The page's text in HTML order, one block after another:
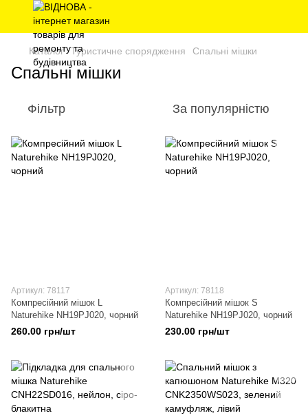
Каталог Туристичне спорядження Спальні мішки
Спальні мішки
Фільтр За популярністю
Артикул: 78117
Компресійний мішок L
Naturehike NH19PJ020, чорний
260.00 грн/шт
Артикул: 78118
Компресійний мішок S
Naturehike NH19PJ020, чорний
230.00 грн/шт